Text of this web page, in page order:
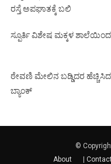
ರಸ್ತೆ ಅಪಘಾತಕ್ಕೆ ಬಲಿ
ಸ್ಪೂರ್ತಿ ವಿಶೇಷ ಮಕ್ಕಳ ಶಾಲೆಯಿಂದ
ಠೇವಣಿ ಮೇಲಿನ ಬಡ್ಡಿದರ ಹೆಚ್ಚಿಸಿದ
ಬ್ಯಾಂಕ್
©
About
|